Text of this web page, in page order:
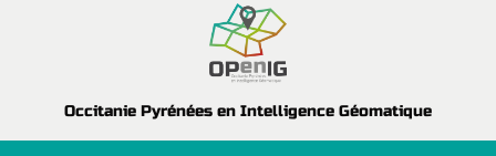
Occitanie Pyrénées en Intelligence Géomatique